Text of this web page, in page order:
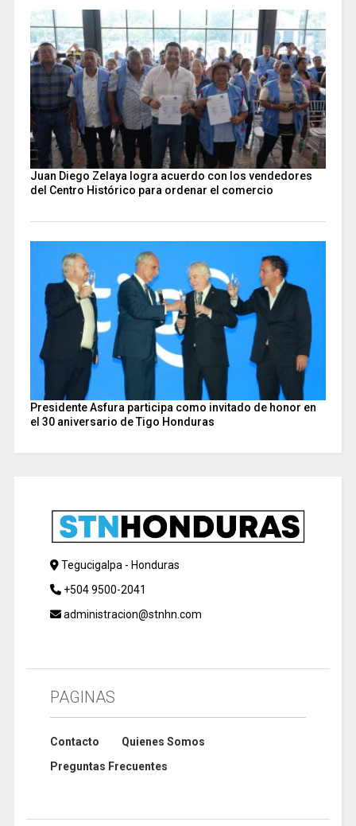
Juan Diego Zelaya logra acuerdo con los vendedores
del Centro Histórico para ordenar el comercio
Presidente Asfura participa como invitado de honor en
el 30 aniversario de Tigo Honduras
Tegucigalpa - Honduras
+504 9500-2041
administracion@stnhn.com
PAGINAS
Contacto
Quienes Somos
Preguntas Frecuentes